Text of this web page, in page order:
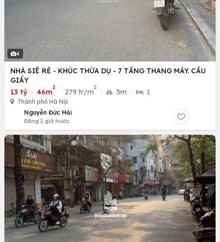
4
NHÀ SIÊ RẺ - KHÚC THỪA DỤ - 7 TẦNG THANG MÁY. CẦU
GIẤY
13 tỷ · 46m
2
· 279 tr/m
2
· 5m · 1
Thành phố Hà Nội
Nguyễn Đức Hải
Đăng 2 giờ trước